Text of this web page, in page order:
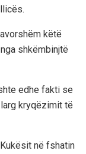
këtë
shkëmbinjtë
edhe fakti se
kryqëzimit të
në fshatin